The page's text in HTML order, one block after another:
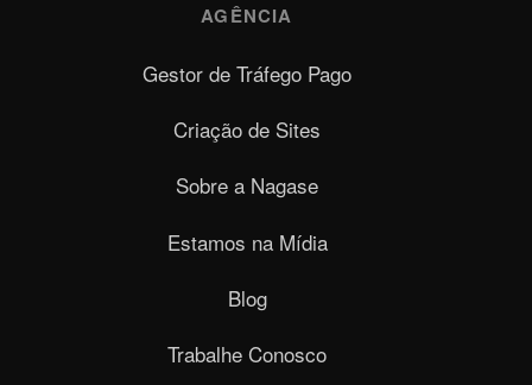
AGÊNCIA
Gestor de Tráfego Pago
Criação de Sites
Sobre a Nagase
Estamos na Mídia
Blog
Trabalhe Conosco